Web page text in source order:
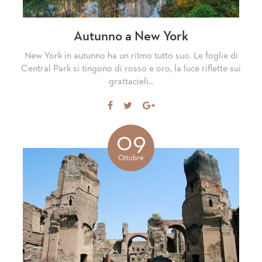
Autunno a New York
New York in autunno ha un ritmo tutto suo. Le foglie di
Central Park si tingono di rosso e oro, la luce riflette sui
grattacieli...
Share
Facebook
TweetShare
09
Ottobre